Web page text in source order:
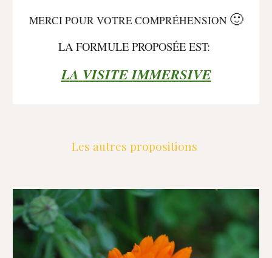
MERCI POURVOTRE COMPRÉHENSION 🙂
LA FORMULE PROPOSÉE EST:
LA VISITE IMMERSIVE
Les autres propositions